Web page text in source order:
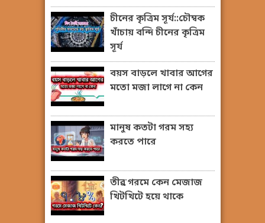
চীনের কৃত্রিম সূর্য::চৌম্বক
খাঁচায় বন্দি চীনের কৃত্রিম
সূর্য
বয়স বাড়লে খাবার আগের
মতো মজা লাগে না কেন
মানুষ কতটা গরম সহ্য
করতে পারে
তীব্র গরমে কেন মেজাজ
খিটখিটে হয়ে থাকে